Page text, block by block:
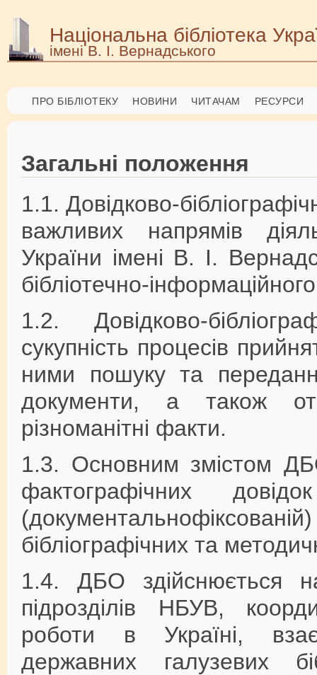
Національна бібліотека
імені В. І. Вернадського
ПРО БІБЛІОТЕКУ НОВИНИ ЧИТАЧАМ РЕСУРСИ
Загальні положення
1.1. Довідково-
важливих напрямів
України імені В. І.
бібліотечно-
1.2. Довідково-
сукупність процесів
ними пошуку та
документи, а також
різноманітні факти.
1.3. Основним змістом
фактографічних
бібліографічних та
1.4. ДБО здійснюється
підрозділів НБУВ,
роботи в Україні,
державних галузевих